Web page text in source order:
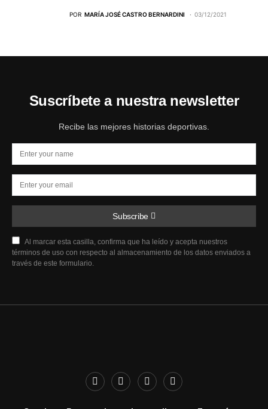
POR MARÍA JOSÉ CASTRO BERNARDINI 03/12/2021
Suscríbete a nuestra newsletter
Recibe las mejores historias deportivas.
Subscribe
Al marcar esta casilla, confirma que ha leído y acepta nuestros
términos de uso con respecto al almacenamiento de los datos enviados a
través de este formulario.